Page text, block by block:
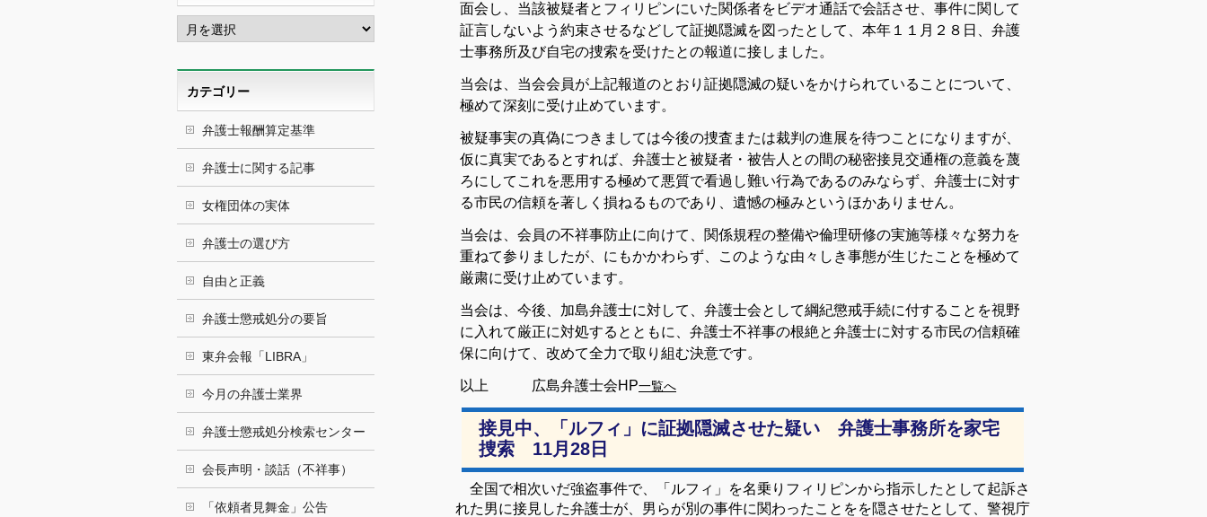
面会し、当該被疑者とフィリピンにいた関係者をビデオ通話で会話させ、事件に関して
証言しないよう約束させるなどして証拠隠滅を図ったとして、本年１１月２８日、弁護
士事務所及び自宅の捜索を受けたとの報道に接しました。
当会は、当会会員が上記報道のとおり証拠隠滅の疑いをかけられていることについて、
極めて深刻に受け止めています。
被疑事実の真偽につきましては今後の捜査または裁判の進展を待つことになりますが、
仮に真実であるとすれば、弁護士と被疑者・被告人との間の秘密接見交通権の意義を蔑
ろにしてこれを悪用する極めて悪質で看過し難い行為であるのみならず、弁護士に対す
る市民の信頼を著しく損ねるものであり、遺憾の極みというほかありません。
当会は、会員の不祥事防止に向けて、関係規程の整備や倫理研修の実施等様々な努力を
重ねて参りましたが、にもかかわらず、このような由々しき事態が生じたことを極めて
厳粛に受け止めています。
当会は、今後、加島弁護士に対して、弁護士会として綱紀懲戒手続に付することを視野
に入れて厳正に対処するとともに、弁護士不祥事の根絶と弁護士に対する市民の信頼確
保に向けて、改めて全力で取り組む決意です。
以上 広島弁護士会HP一覧へ
接見中、「ルフィ」に証拠隠滅させた疑い 弁護士事務所を家宅
捜索 11月28日
全国で相次いだ強盗事件で、「ルフィ」を名乗りフィリピンから指示したとして起訴さ
れた男に接見した弁護士が、男らが別の事件に関わったことをを隠させたとして、警視庁
ア
ー
イ
ブカテゴリー
弁護士報酬算定基準
弁護士に関する記事
女権団体の実体
弁護士の選び方
自由と正義
弁護士懲戒処分の要旨
東弁会報「LIBRA」
今月の弁護士業界
弁護士懲戒処分検索センター
会長声明・談話（不祥事）
「依頼者見舞金」公告